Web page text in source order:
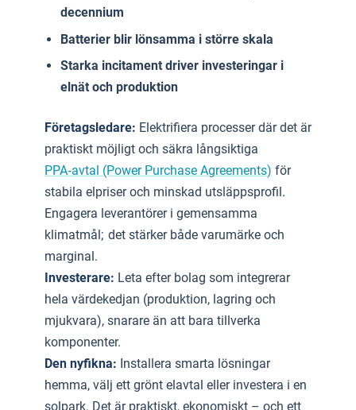
decennium
Batterier blir lönsamma i större skala
Starka incitament driver investeringar i
elnät och produktion
Företagsledare: Elektrifiera processer där det är
praktiskt möjligt och säkra långsiktiga
PPA‑avtal (Power Purchase Agreements) för
stabila elpriser och minskad utsläpps­profil.
Engagera leverantörer i gemensamma
klimatmål; det stärker både varumärke och
marginal.
Investerare: Leta efter bolag som integrerar
hela värdekedjan (produktion, lagring och
mjukvara), snarare än att bara tillverka
komponenter.
Den nyfikna: Installera smarta lösningar
hemma, välj ett grönt elavtal eller investera i en
solpark. Det är praktiskt, ekonomiskt – och ett